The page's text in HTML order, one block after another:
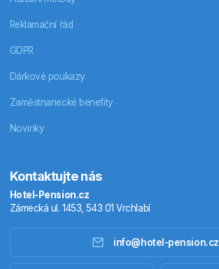
Reklamační řád
GDPR
Dárkové poukazy
Zaměstnanecké benefity
Novinky
Kontaktujte nás
Hotel-Pension.cz
Zámecká ul. 1453, 543 01 Vrchlabí
info@hotel-pension.cz